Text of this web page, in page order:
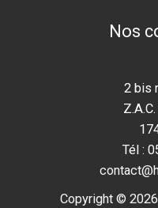
Nos
2 bis
Tél :
Copyright ©